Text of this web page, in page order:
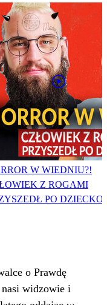
W WIEDNIU?!
Z ROGAMI
PO DZIECKO
o Prawdę
nasi widzowie i